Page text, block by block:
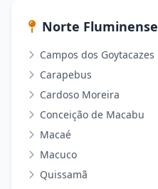
Norte Fluminense
Campos dos Goytacazes
Carapebus
Cardoso Moreira
Conceição de Macabu
Macaé
Macuco
Quissamã